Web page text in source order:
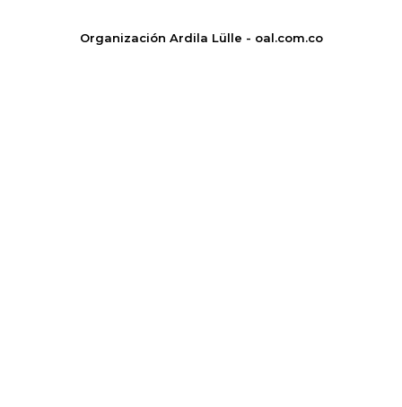
Organización Ardila Lülle - oal.com.co